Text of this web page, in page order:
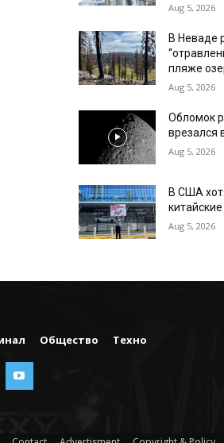
Aug 5, 2026
В Неваде
пляже
Aug 5, 2026
Обломок
врезался
Aug 5, 2026
В США
Aug 5, 2026
Общество Техно